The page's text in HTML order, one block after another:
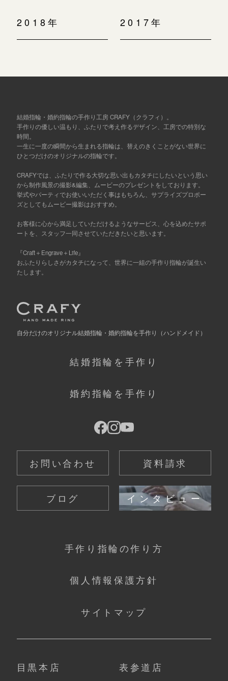
2018年 2017年
結婚指輪・婚約指輪の手作り工房 CRAFY（クラフィ）。
手作りの優しい温もり、ふたりで考え作るデザイン、工房での特別な
時間。
一生に一度の瞬間から生まれる指輪は、替えのきくことがない世界に
ひとつだけのオリジナルの指輪です。
CRAFYでは、ふたりで作る大切な思い出もカタチにしたいという思い
から制作風景の撮影&編集、ムービーのプレゼントをしております。
挙式やパーティでお使いいただく事はもちろん、サプライズプロポー
ズとしてもムービー撮影はおすすめ。
お客様に心から満足していただけるようなサービス、心を込めたサポ
ートを、スタッフ一同させていただきたいと思います。
『Craft＋Engrave＋Life』
おふたりらしさがカタチになって、世界に一組の手作り指輪が誕生い
たします。
自分だけのオリジナル結婚指輪・婚約指輪を手作り （ハンドメイド）
結婚指輪を手作り
婚約指輪を手作り
お問い合わせ 資料請求
ブログ インタビュー
手作り指輪の作り方
個人情報保護方針
サイトマップ
目黒本店 表参道店